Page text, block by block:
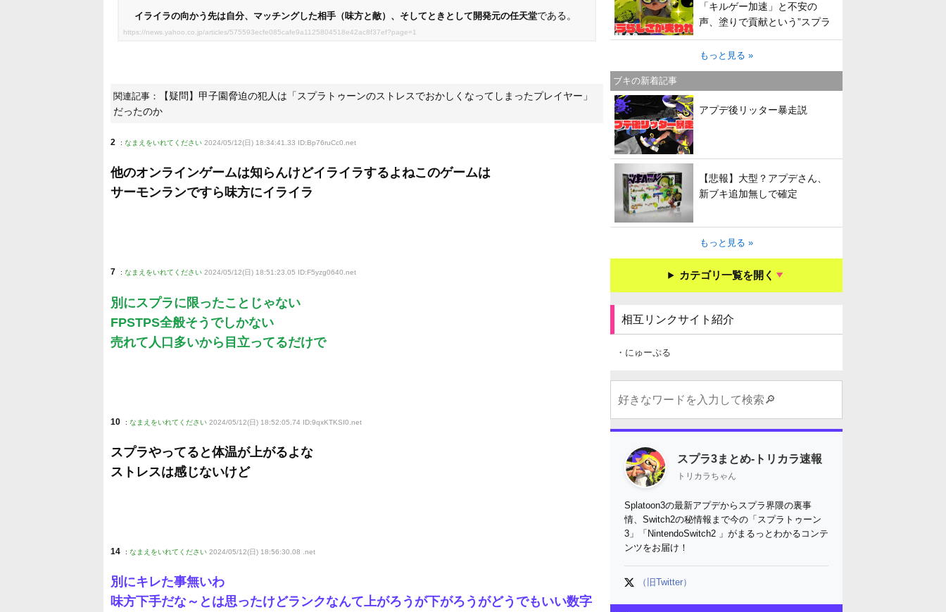
イライラの向かう先は自分、マッチングした相手（味方と敵）、そしてときとして開発元の任天堂である。
https://news.yahoo.co.jp/articles/575593ecfe085cafe9a1125804518e42ac8f37ef?page=1
関連記事：
【疑問】甲子園脅迫の犯人は「スプラトゥーンのストレスでおかしくなってしまったプレイヤー」
だったのか
2 : なまえをいれてください 2024/05/12(日) 18:34:41.33 ID:Bp76ruCc0 .net
他のオンラインゲームは知らんけどイライラするよねこのゲームは
サーモンランですら味方にイライラ
7 : なまえをいれてください 2024/05/12(日) 18:51:23.05 ID:F5yzg0640.net
別にスプラに限ったことじゃない
FPSTPS全般そうでしかない
売れて人口多いから目立ってるだけで
10 : なまえをいれてください 2024/05/12(日) 18:52:05.74 ID:9qxKTKSI0 .net
スプラやってると体温が上がるよな
ストレスは感じないけど
14 : なまえをいれてください 2024/05/12(日) 18:56:30.08 .net
別にキレた事無いわ
味方下手だな～とは思ったけどランクなんて上がろうが下がろうがどうでもいい数字
「キルゲー加速」と不安の
声、塗りで貢献という”スプラ
らしさ”は失われてしまうのか
もっと見る »
ブキの新着記事
アプデ後リッター暴走説
【悲報】大型？アプデさん、
新ブキ追加無しで確定
もっと見る »
カテゴリ一覧を開く
相互リンクサイト紹介
・にゅーぷる
スプラ3まとめ-トリカラ速報
トリカラちゃん
Splatoon3の最新アプデからスプラ界隈の裏事
情、Switch2の秘情報まで今の「スプラトゥーン
3」「NintendoSwitch2 」がまるっとわかるコンテ
ンツをお届け！
（旧Twitter）